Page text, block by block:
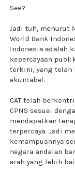
See?
Jadi tuh, menurut
World Bank
Indonesia adalah
kepercayaan
terkini, yang telah
akuntabel.
CAT telah
CPNS sesuai
mendapatkan
terpercaya. Jadi
kemampuannya
negara andalan
arah yang lebih